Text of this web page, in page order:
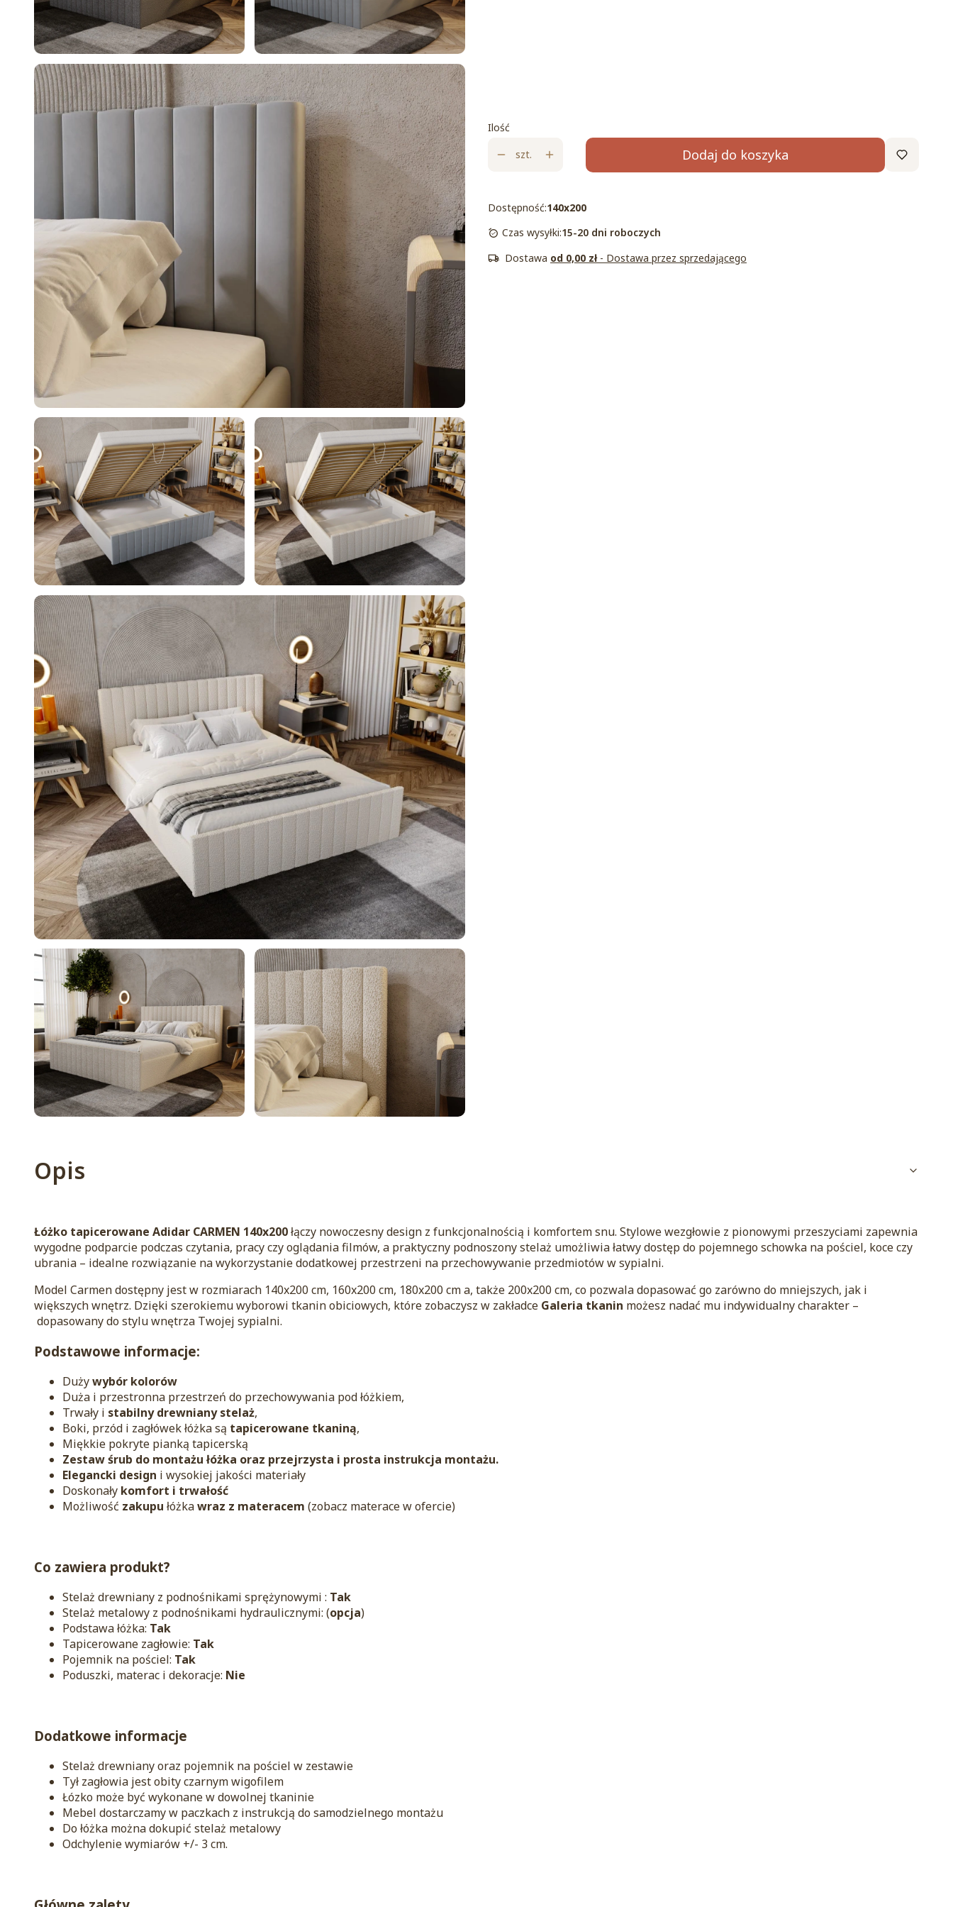
Ilość
szt.
Dodaj do koszyka
Dostępność:140x200
Czas wysyłki:15-20 dni roboczych
Dostawa od 0,00 zł - Dostawa przez sprzedającego
Opis
Łóżko tapicerowane Adidar CARMEN 140x200łączy nowoczesny design z funkcjonalnością i komfortem snu. Stylowe wezgłowie z pionowymi przeszyciami zapewnia
wygodne podparcie podczas czytania, pracy czy oglądania filmów, a praktyczny podnoszony stelaż umożliwia łatwy dostęp do pojemnego schowka na pościel, koce czy
ubrania – idealne rozwiązanie na wykorzystanie dodatkowej przestrzeni na przechowywanie przedmiotów w sypialni.
Model Carmen dostępny jest w rozmiarach 140x200 cm, 160x200 cm, 180x200 cm a, także 200x200 cm, co pozwala dopasować go zarówno do mniejszych, jak i
większych wnętrz. Dzięki szerokiemu wyborowi tkanin obiciowych, które zobaczysz w zakładce Galeria tkanin możesz nadać mu indywidualny charakter –
dopasowany do stylu wnętrza Twojej sypialni.
Podstawowe informacje:
Dużywybór kolorów
Duża i przestronna przestrzeń do przechowywania pod łóżkiem,
Trwały i stabilny drewniany stelaż,
Boki, przód i zagłówek łóżka są tapicerowane tkaniną,
Miękkie pokryte pianką tapicerską
Zestaw śrub do montażu łóżka oraz przejrzysta i prosta instrukcja montażu.
Elegancki design i wysokiej jakości materiały
Doskonały komfort i trwałość
Możliwość zakupu łóżkawraz z materacem (zobacz materace w ofercie)
Co zawiera produkt?
Stelaż drewniany z podnośnikami sprężynowymi : Tak
Stelaż metalowy z podnośnikami hydraulicznymi: (opcja)
Podstawa łóżka: Tak
Tapicerowane zagłowie: Tak
Pojemnik na pościel: Tak
Poduszki, materac i dekoracje: Nie
Dodatkowe informacje
Stelaż drewniany oraz pojemnik na pościel w zestawie
Tył zagłowia jest obity czarnym wigofilem
Łózko może być wykonane w dowolnej tkaninie
Mebel dostarczamy w paczkach z instrukcją do samodzielnego montażu
Do łóżka można dokupić stelaż metalowy
Odchylenie wymiarów +/- 3 cm.